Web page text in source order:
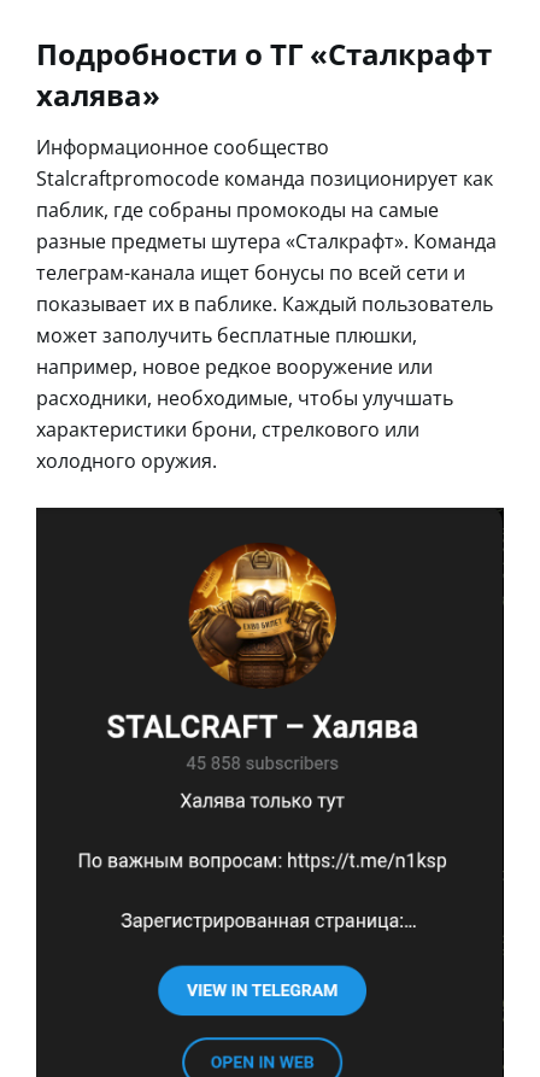
Подробности о ТГ «Сталкрафт
халява»
Информационное сообщество
Stalcraftpromocode команда позиционирует как
паблик, где собраны промокоды на самые
разные предметы шутера «Сталкрафт». Команда
телеграм-канала ищет бонусы по всей сети и
показывает их в паблике. Каждый пользователь
может заполучить бесплатные плюшки,
например, новое редкое вооружение или
расходники, необходимые, чтобы улучшать
характеристики брони, стрелкового или
холодного оружия.